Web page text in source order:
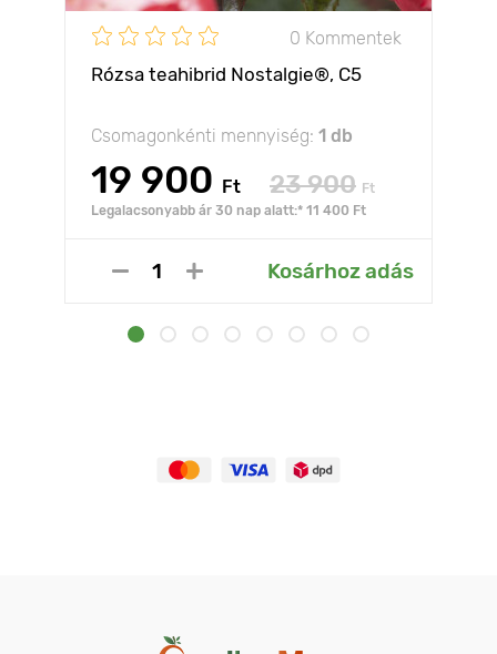
0 Kommentek
Rózsa teahibrid Nostalgie®, C5
Csomagonkénti mennyiség: 1 db
19 900 Ft 23 900 Ft
Legalacsonyabb ár 30 nap alatt:* 11 400 Ft
Kosárhoz adás